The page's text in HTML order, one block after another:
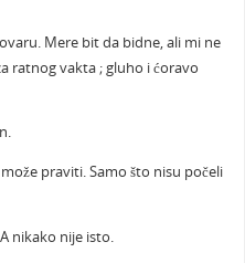
Mere bit da bidne, ali mi ne
ratnog vakta ; gluho i ćoravo
praviti. Samo što nisu počeli
nikako nije isto.